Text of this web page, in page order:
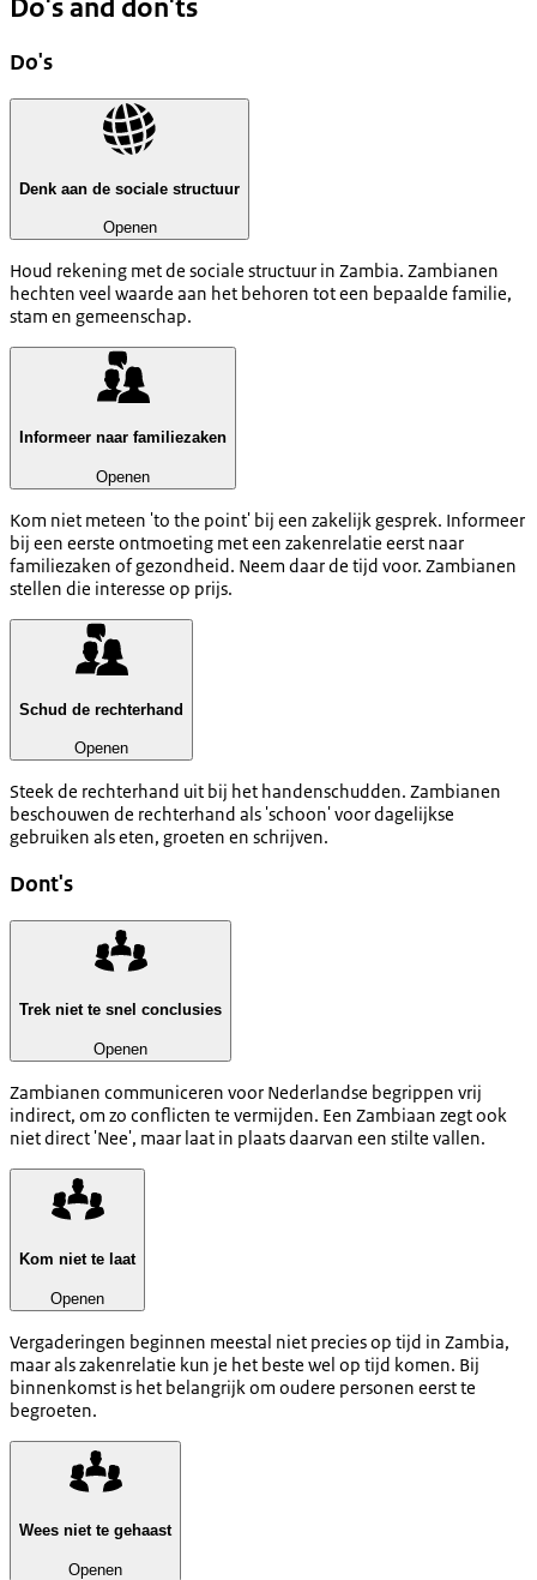
Do's and don'ts
Do's
Denk aan de sociale structuur
Openen
Houd rekening met de sociale structuur in Zambia. Zambianen
hechten veel waarde aan het behoren tot een bepaalde familie,
stam en gemeenschap.
Informeer naar familiezaken
Openen
Kom niet meteen 'to the point' bij een zakelijk gesprek. Informeer
bij een eerste ontmoeting met een zakenrelatie eerst naar
familiezaken of gezondheid. Neem daar de tijd voor. Zambianen
stellen die interesse op prijs.
Schud de rechterhand
Openen
Steek de rechterhand uit bij het handenschudden. Zambianen
beschouwen de rechterhand als 'schoon' voor dagelijkse
gebruiken als eten, groeten en schrijven.
Dont's
Trek niet te snel conclusies
Openen
Zambianen communiceren voor Nederlandse begrippen vrij
indirect, om zo conflicten te vermijden. Een Zambiaan zegt ook
niet direct 'Nee', maar laat in plaats daarvan een stilte vallen.
Kom niet te laat
Openen
Vergaderingen beginnen meestal niet precies op tijd in Zambia,
maar als zakenrelatie kun je het beste wel op tijd komen. Bij
binnenkomst is het belangrijk om oudere personen eerst te
begroeten.
Wees niet te gehaast
Openen